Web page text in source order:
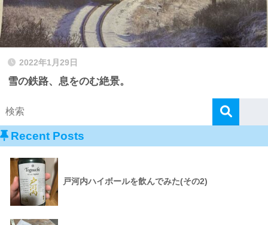
2022年1月29日
雪の鉄路、息をのむ絶景。
Recent Posts
戸河内ハイボールを飲んでみた(その2)